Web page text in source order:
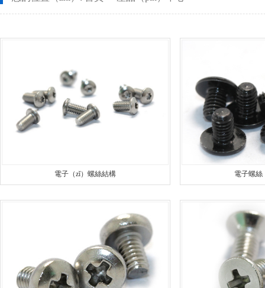
CNC長軸加工
安全設（shè）備配（pèi）件CNC加工
鋁件CNC加工
螺母車床（
螺（luó）柱
銅件車床加（jiā
銷軸車床
電子（zǐ）螺絲結構 電子螺絲